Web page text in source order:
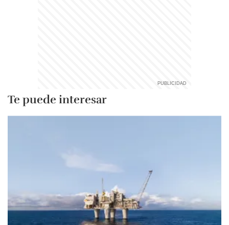
Te puede interesar